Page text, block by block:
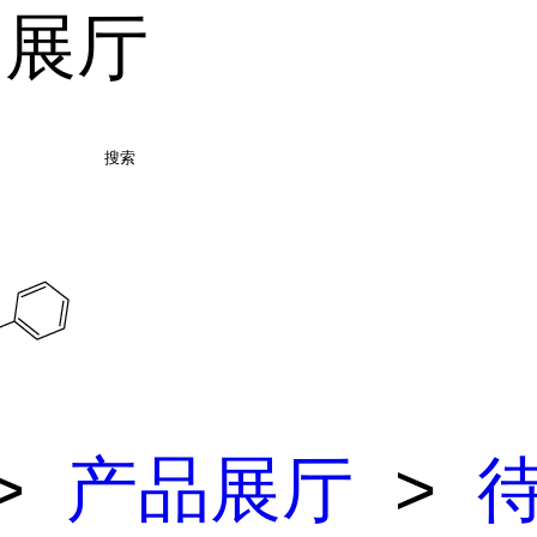
厅
搜索
产品展厅 >